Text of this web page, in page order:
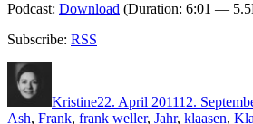
Podcast: Download (Duration: 6:01 —
Subscribe: RSS
Kristine22. April 201112.
Ash, Frank, frank weller, Jahr, klaasen,